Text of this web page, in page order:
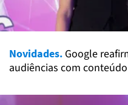
Novidades. Google
audiências com